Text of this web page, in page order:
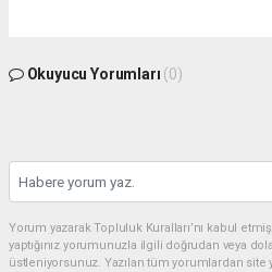
Okuyucu Yorumları (0)
Yorum yazarak Topluluk Kuralları’nı kabul
yaptığınız yorumunuzla ilgili doğrudan veya
üstleniyorsunuz. Yazılan tüm yorumlardan